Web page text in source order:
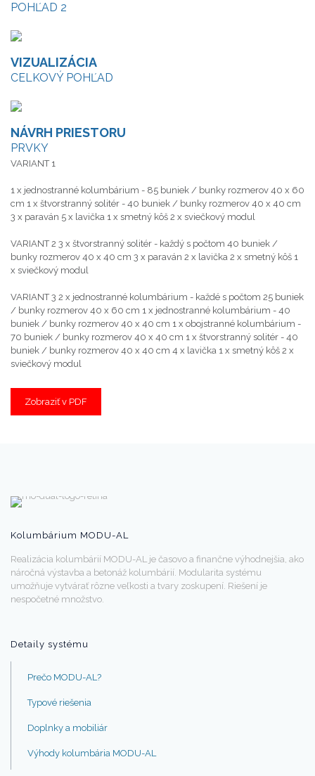
POHĽAD 2
VIZUALIZÁCIA
CELKOVÝ POHĽAD
NÁVRH PRIESTORU
PRVKY
VARIANT 1
1 x jednostranné kolumbárium - 85 buniek / bunky rozmerov 40 x 60
cm 1 x štvorstranný solitér - 40 buniek / bunky rozmerov 40 x 40 cm
3 x paraván 5 x lavička 1 x smetný kôš 2 x sviečkový modul
VARIANT 2 3 x štvorstranný solitér - každý s počtom 40 buniek /
bunky rozmerov 40 x 40 cm 3 x paraván 2 x lavička 2 x smetný kôš 1
x sviečkový modul
VARIANT 3 2 x jednostranné kolumbárium - každé s počtom 25 buniek
/ bunky rozmerov 40 x 60 cm 1 x jednostranné kolumbárium - 40
buniek / bunky rozmerov 40 x 40 cm 1 x obojstranné kolumbárium -
70 buniek / bunky rozmerov 40 x 40 cm 1 x štvorstranný solitér - 40
buniek / bunky rozmerov 40 x 40 cm 4 x lavička 1 x smetný kôš 2 x
sviečkový modul
Zobraziť v PDF
Kolumbárium MODU-AL
Realizácia kolumbárií MODU-AL je časovo a finančne výhodnejšia, ako
náročná výstavba a betonáž kolumbárií. Modularita systému
umožňuje vytvárať rôzne veľkosti a tvary zoskupení. Riešení je
nespočetné množstvo.
Detaily systému
Prečo MODU-AL?
Typové riešenia
Doplnky a mobiliár
Výhody kolumbária MODU-AL